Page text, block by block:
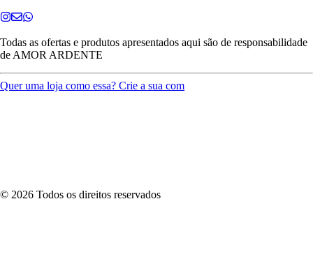
Todas as ofertas e produtos apresentados aqui são de responsabilidade
deAMOR ARDENTE
Quer uma loja como essa? Crie a sua com
© 2026 Todos os direitos reservados